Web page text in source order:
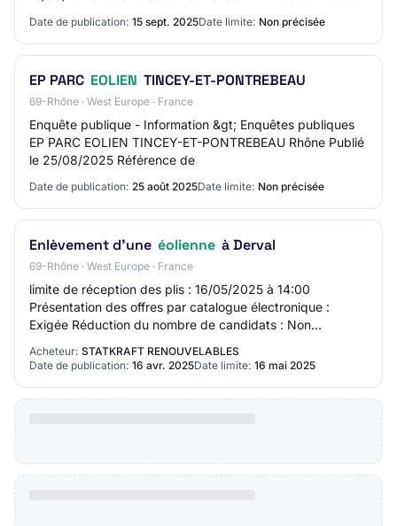
Date de publication: 15 sept. 2025Date limite: Non précisée
EP PARC EOLIEN TINCEY-ET-PONTREBEAU
69-Rhône · West Europe · France
Enquête publique - Information &gt; Enquêtes publiques
EP PARC EOLIEN TINCEY-ET-PONTREBEAU Rhône Publié
le 25/08/2025 Référence de
Date de publication: 25 août 2025Date limite: Non précisée
Enlèvement d’une éolienne à Derval
69-Rhône · West Europe · France
limite de réception des plis : 16/05/2025 à 14:00
Présentation des offres par catalogue électronique :
Exigée Réduction du nombre de candidats : Non
Acheteur: STATKRAFT RENOUVELABLES
Date de publication: 16 avr. 2025Date limite: 16 mai 2025